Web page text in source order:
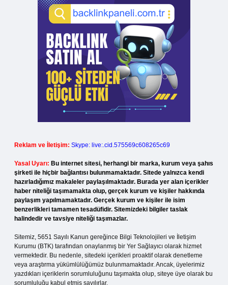
Reklam ve İletişim: Skype: live:.cid.575569c608265c69
Yasal Uyarı: Bu internet sitesi, herhangi bir marka, kurum veya şahıs
şirketi ile hiçbir bağlantısı bulunmamaktadır. Sitede yalnızca kendi
hazırladığımız makaleler paylaşılmaktadır. Burada yer alan içerikler
haber niteliği taşımamakta olup, gerçek kurum ve kişiler hakkında
paylaşım yapılmamaktadır. Gerçek kurum ve kişiler ile isim
benzerlikleri tamamen tesadüfidir. Sitemizdeki bilgiler taslak
halindedir ve tavsiye niteliği taşımazlar.
Sitemiz, 5651 Sayılı Kanun gereğince Bilgi Teknolojileri ve İletişim
Kurumu (BTK) tarafından onaylanmış bir Yer Sağlayıcı olarak hizmet
vermektedir. Bu nedenle, sitedeki içerikleri proaktif olarak denetleme
veya araştırma yükümlülüğümüz bulunmamaktadır. Ancak, üyelerimiz
yazdıkları içeriklerin sorumluluğunu taşımakta olup, siteye üye olarak bu
sorumluluğu kabul etmiş sayılırlar.